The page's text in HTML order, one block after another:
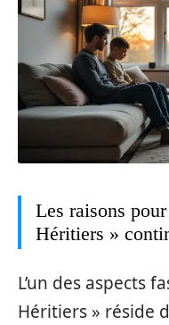
Les raisons
Héritiers »
L’un des aspects
Héritiers » réside